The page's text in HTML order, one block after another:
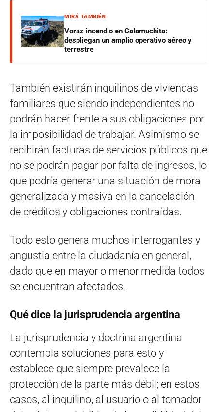
MIRÁ TAMBIÉN
Voraz incendio en Calamuchita:
despliegan un amplio operativo aéreo y
terrestre
También existirán inquilinos de viviendas
familiares que siendo independientes no
podrán hacer frente a sus obligaciones por
la imposibilidad de trabajar. Asimismo se
recibirán facturas de servicios públicos que
no se podrán pagar por falta de ingresos, lo
que podría generar una situación de mora
generalizada y masiva en la cancelación
de créditos y obligaciones contraídas.
Todo esto genera muchos interrogantes y
angustia entre la ciudadanía en general,
dado que en mayor o menor medida todos
se encuentran afectados.
Qué dice la jurisprudencia argentina
La jurisprudencia y doctrina argentina
contempla soluciones para esto y
establece que siempre prevalece la
protección de la parte más débil; en estos
casos, al inquilino, al usuario o al tomador